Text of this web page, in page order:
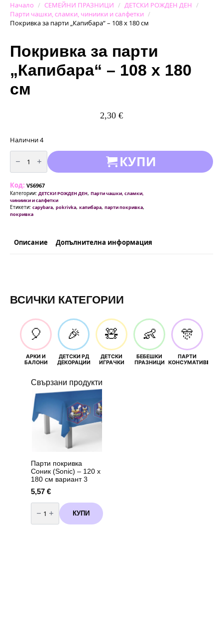
Начало СЕМЕЙНИ ПРАЗНИЦИ
ДЕТСКИ РОЖДЕН ДЕН
Парти чашки, сламки, чиниики и салфетки
Покривка за парти „Капибара“ – 108 х 180 см
Покривка за парти
„Капибара“ – 108 х 180
см
2,30 €
Налични 4
количество
за
Покривка
за
„Капибара"
–
108
х
180
см
КУПИ
Код: VS6967
Категории: ДЕТСКИ РОЖДЕН ДЕН, Парти чашки, сламки,
чиниики и салфетки
Етикети: capybara, pokrivka, капибара, парти покривка,
покривка
Описание Допълнителна информация
ВСИЧКИ КАТЕГОРИИ
🎈
АРКИ И
БАЛОНИ
🎉
ДЕТСКИ РД
ДЕКОРАЦИИ
🧸
ДЕТСКИ
ИГРАЧКИ
👶
БЕБЕШКИ
ПРАЗНИЦИ
🎊
ПАРТИ
КОНСУМАТИВИ
Свързани продукти
Парти покривка
Соник (Sonic) – 120 х
180 см вариант 3
5,57 €
количество
за
Парти
покривка
КУПИ